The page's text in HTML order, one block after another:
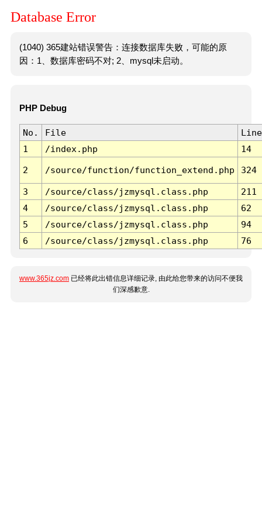
Database Error
(1040) 365建站错误警告：连接数据库失败，可能的原
因：1、数据库密码不对; 2、mysql未启动。
PHP Debug
No. File
Line
1
/index.php 14
2 /source/function/function_extend.php 324
3 /source/class/jzmysql.class.php
211
4
/source/class/jzmysql.class.php
62
5
/source/class/jzmysql.class.php
94
6
/source/class/jzmysql.class.php 76
www.365jz.com 已经将此出错信息详细记录, 由此给您带来的访问不便我
们深感歉意.